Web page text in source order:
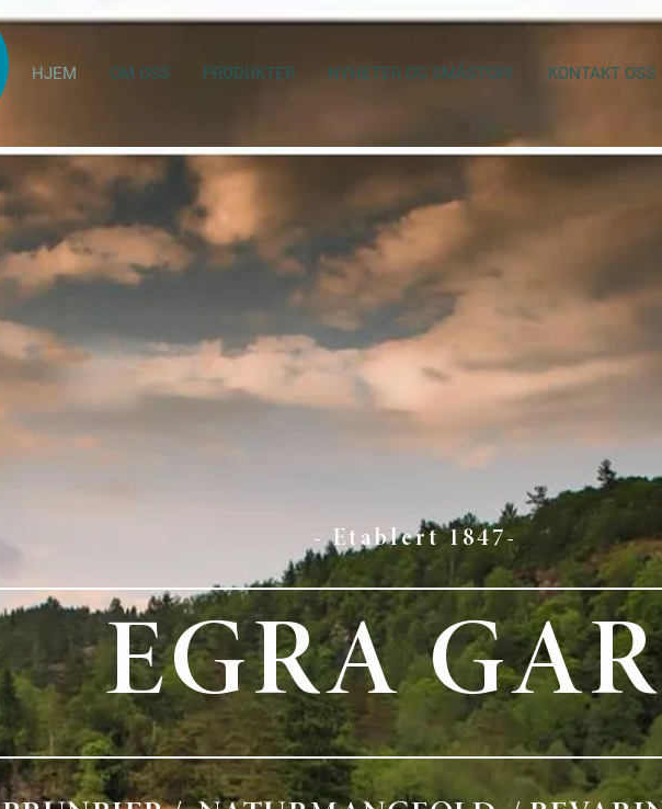
HJEM OM OSS PRODUKTER NYHETER OG SMÅSTOFF KONTAKT OSS
- Etablert 1847-
EGRA